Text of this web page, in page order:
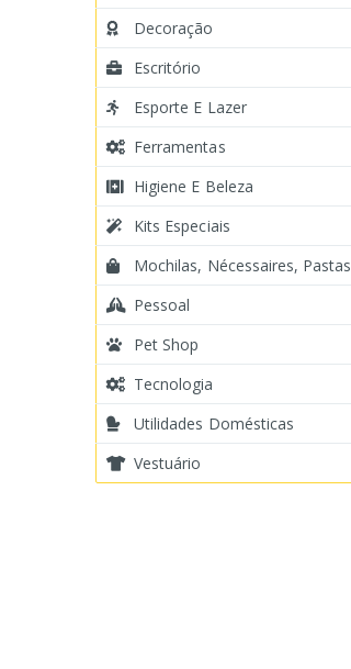
Decoração
Escritório
Esporte E Lazer
Ferramentas
Higiene E Beleza
Kits Especiais
Mochilas, Nécessaires, Pastas
Pessoal
Pet Shop
Tecnologia
Utilidades Domésticas
Vestuário